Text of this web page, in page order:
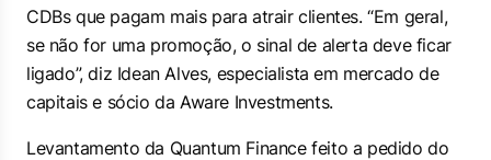
CDBs que pagam mais para atrair clientes. “Em geral,
se não for uma promoção, o sinal de alerta deve ficar
ligado”, diz Idean Alves, especialista em mercado de
capitais e sócio da Aware Investments.
Levantamento da Quantum Finance feito a pedido do